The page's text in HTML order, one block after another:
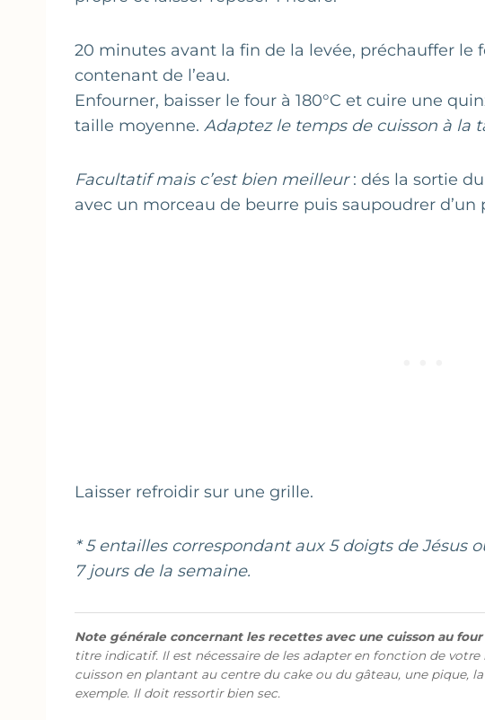
20 minutes avant la fin de la levée, préchauffer le
contenant de l’eau.
Enfourner, baisser le four à 180°C et cuire une
taille moyenne. Adaptez le temps de cuisson à la
Facultatif mais c’est bien meilleur: dés la sortie
avec un morceau de beurre puis saupoudrer d’un
Laisser refroidir sur une grille.
* 5 entailles correspondant aux 5 doigts de Jésus
7 jours de la semaine.
Note générale concernant les recettes avec une cuisson au four
titre indicatif. Il est nécessaire de les adapter en fonction de votre
cuisson en plantant au centre du cake ou du gâteau, une pique,
exemple. Il doit ressortir bien sec.